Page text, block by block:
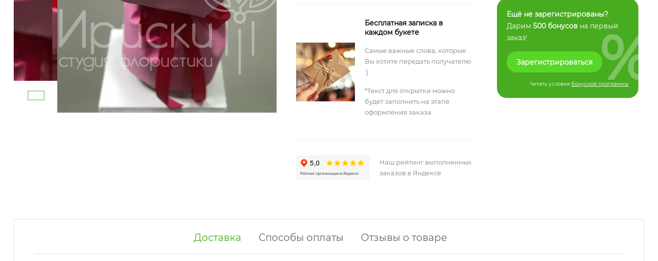
Бесплатная записка в
каждом букете
Самые важные слова, которые
Вы хотите передать получателю
:)
*Текст для открытки можно
будет заполнить на этапе
оформления заказа
Наш рейтинг выполненных
заказов в Яндексе
Ещё не зарегистрированы?
Дарим 500 бонусовна первый
заказ!
Зарегистрироваться
Читать условия бонусной программы
%
Доставка Способы оплаты Отзывы о товаре